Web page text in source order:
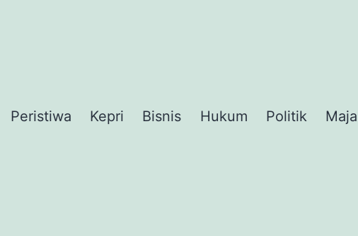
Peristiwa Kepri Bisnis Hukum Politik